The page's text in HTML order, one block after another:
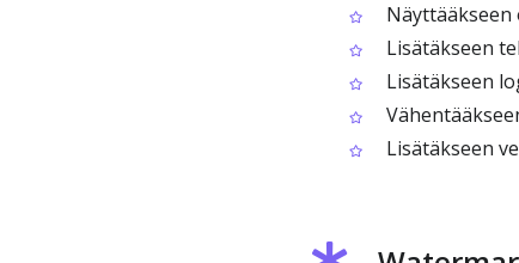
Näyttääkseen
Lisätäkseen
Lisätäkseen
Lisätäkseen